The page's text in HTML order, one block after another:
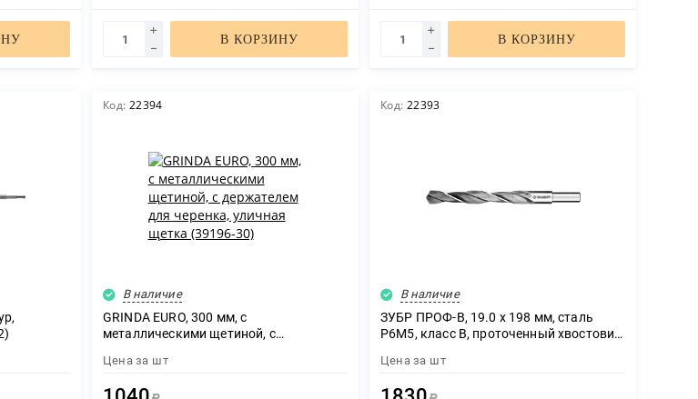
В КОРЗИНУ В КОРЗИНУ
Код: 22394
В наличие
GRINDA EURO, 300 мм, с
металлическими щетиной, с
щетка (39196-30)
Цена за шт
Код: 22393
В наличие
ЗУБР ПРОФ-В, 19.0 х 198 мм, сталь
Р6М5, класс В, проточенный хвостовик,
(29621-19)
Цена за шт